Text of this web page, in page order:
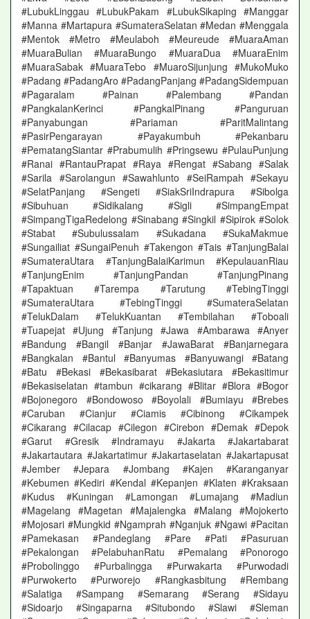
#LubukLinggau #LubukPakam #LubukSikaping #Manggar
#Manna #Martapura #SumateraSelatan #Medan #Menggala
#Mentok #Metro #Meulaboh #Meureude #MuaraAman
#MuaraBulian #MuaraBungo #MuaraDua #MuaraEnim
#MuaraSabak #MuaraTebo #MuaroSijunjung #MukoMuko
#Padang #PadangAro #PadangPanjang #PadangSidempuan
#Pagaralam #Painan #Palembang #Pandan
#PangkalanKerinci #PangkalPinang #Panguruan
#Panyabungan #Pariaman #ParitMalintang
#PasirPengarayan #Payakumbuh #Pekanbaru
#PematangSiantar #Prabumulih #Pringsewu #PulauPunjung
#Ranai #RantauPrapat #Raya #Rengat #Sabang #Salak
#Sarila #Sarolangun #Sawahlunto #SeiRampah #Sekayu
#SelatPanjang #Sengeti #SiakSriIndrapura #Sibolga
#Sibuhuan #Sidikalang #Sigli #SimpangEmpat
#SimpangTigaRedelong #Sinabang #Singkil #Sipirok #Solok
#Stabat #Subulussalam #Sukadana #SukaMakmue
#Sungailiat #SungaiPenuh #Takengon #Tais #TanjungBalai
#SumateraUtara #TanjungBalaiKarimun #KepulauanRiau
#TanjungEnim #TanjungPandan #TanjungPinang
#Tapaktuan #Tarempa #Tarutung #TebingTinggi
#SumateraUtara #TebingTinggi #SumateraSelatan
#TelukDalam #TelukKuantan #Tembilahan #Toboali
#Tuapejat #Ujung #Tanjung #Jawa #Ambarawa #Anyer
#Bandung #Bangil #Banjar #JawaBarat #Banjarnegara
#Bangkalan #Bantul #Banyumas #Banyuwangi #Batang
#Batu #Bekasi #Bekasibarat #Bekasiutara #Bekasitimur
#Bekasiselatan #tambun #cikarang #Blitar #Blora #Bogor
#Bojonegoro #Bondowoso #Boyolali #Bumiayu #Brebes
#Caruban #Cianjur #Ciamis #Cibinong #Cikampek
#Cikarang #Cilacap #Cilegon #Cirebon #Demak #Depok
#Garut #Gresik #Indramayu #Jakarta #Jakartabarat
#Jakartautara #Jakartatimur #Jakartaselatan #Jakartapusat
#Jember #Jepara #Jombang #Kajen #Karanganyar
#Kebumen #Kediri #Kendal #Kepanjen #Klaten #Kraksaan
#Kudus #Kuningan #Lamongan #Lumajang #Madiun
#Magelang #Magetan #Majalengka #Malang #Mojokerto
#Mojosari #Mungkid #Ngamprah #Nganjuk #Ngawi #Pacitan
#Pamekasan #Pandeglang #Pare #Pati #Pasuruan
#Pekalongan #PelabuhanRatu #Pemalang #Ponorogo
#Probolinggo #Purbalingga #Purwakarta #Purwodadi
#Purwokerto #Purworejo #Rangkasbitung #Rembang
#Salatiga #Sampang #Semarang #Serang #Sidayu
#Sidoarjo #Singaparna #Situbondo #Slawi #Sleman